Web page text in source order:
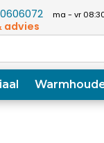
ma - vr
advies